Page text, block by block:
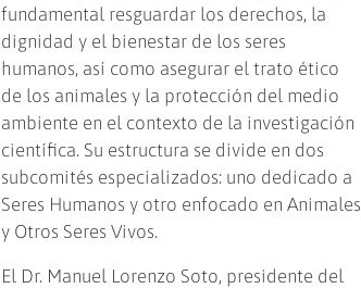
fundamental resguardar los derechos, la
dignidad y el bienestar de los seres
humanos, así como asegurar el trato ético
de los animales y la protección del medio
ambiente en el contexto de la investigación
científica. Su estructura se divide en dos
subcomités especializados: uno dedicado a
Seres Humanos y otro enfocado en Animales
y Otros Seres Vivos.
El Dr. Manuel Lorenzo Soto, presidente del